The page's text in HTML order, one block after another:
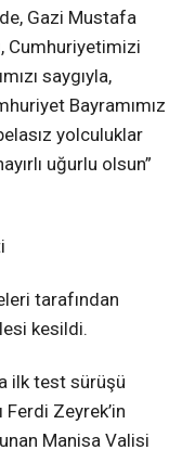
Gazi Mustafa
Cumhuriyetimizi
saygıyla,
Bayramımız
yolculuklar
uğurlu olsun”
tarafından
kesildi.
ilk test sürüşü
Zeyrek’in
Manisa Valisi